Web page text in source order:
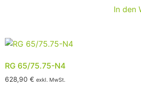
In den
RG 65/75.75-N4
628,90 € exkl. MwSt.